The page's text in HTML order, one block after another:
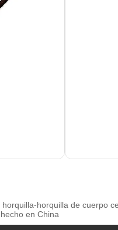
horquilla de cuerpo
en China